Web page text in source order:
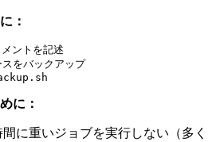
：
ントを記述
をバックアップ
に：
間に重いジョブを実行しない（多く